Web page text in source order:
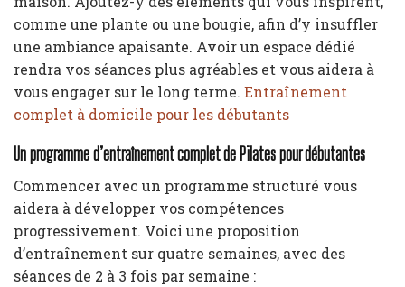
comme une plante ou une bougie, afin d’y insuffler
une ambiance apaisante. Avoir un espace dédié
rendra vos séances plus agréables et vous aidera à
vous engager sur le long terme. Entraînement
complet à domicile pour les débutants
Un programme d’entraînement complet de Pilates pour débutantes
Commencer avec un programme structuré vous
aidera à développer vos compétences
progressivement. Voici une proposition
d’entraînement sur quatre semaines, avec des
séances de 2 à 3 fois par semaine :